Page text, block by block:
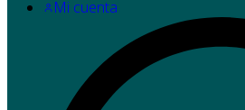
Mi cuenta